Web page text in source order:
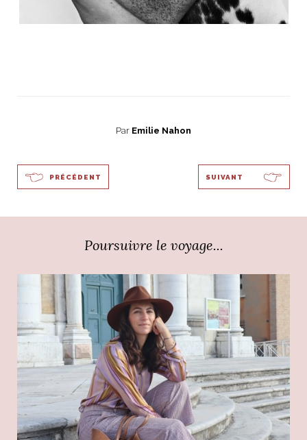
Par Emilie Nahon
PRÉCÉDENT SUIVANT
Poursuivre le voyage...